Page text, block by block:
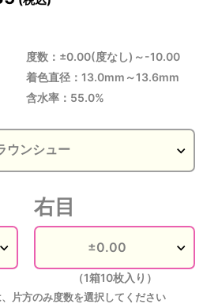
度数：±0.00(度なし)～-10.00
着色直径：13.0mm～13.6mm
含水率：55.0%
右目
（1箱10枚入り）
片方のみ度数を選択してください